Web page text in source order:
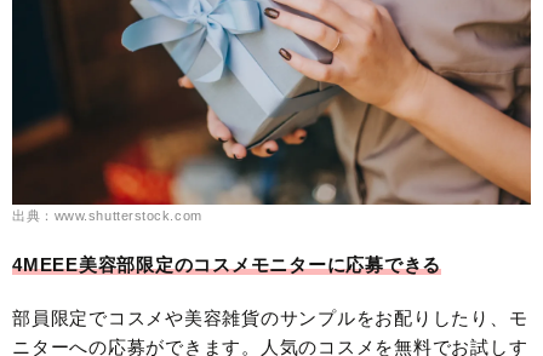
出典：www.shutterstock.com
4MEEE美容部限定のコスメモニターに応募できる
部員限定でコスメや美容雑貨のサンプルをお配りしたり、モ
ニターへの応募ができます。人気のコスメを無料でお試しす